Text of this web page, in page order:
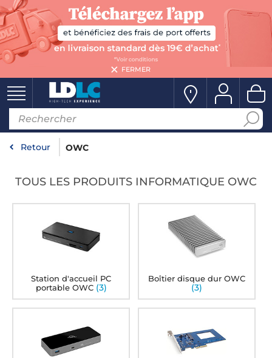
FERMER
Retour OWC
TOUS LES PRODUITS INFORMATIQUE OWC
Station d'accueil PC
portable OWC (3)
Boîtier disque dur OWC
(3)